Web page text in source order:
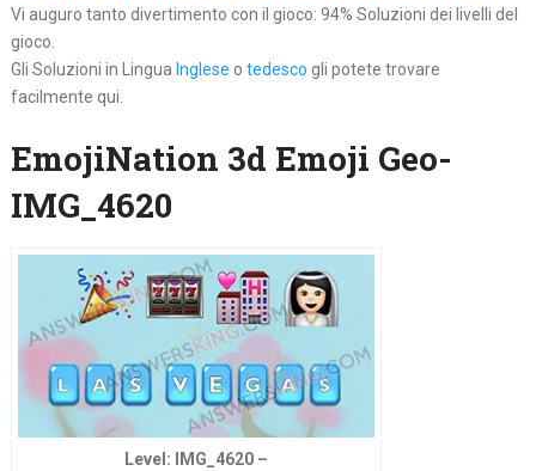
Vi auguro tanto divertimento con il gioco: 94% Soluzioni dei livelli del
gioco.
Gli Soluzioni in Lingua Inglese o tedesco gli potete trovare
facilmente qui.
EmojiNation 3d Emoji Geo-
IMG_4620
Level: IMG_4620 –